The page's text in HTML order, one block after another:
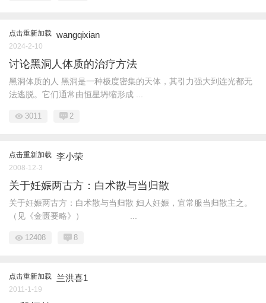
点击重新加载 wangqixian
2024-2-10
讨论黑洞人体质的治疗方法
黑洞体质的人 黑洞是一种极度密集的天体，其引力强大到连光都无
法逃脱。它们通常由恒星坍缩形成 ...
3011 2
点击重新加载 李小荣
2008-12-3
关于妊娠两古方：白术散与当归散
关于妊娠两古方：白术散与当归散 妇人妊娠，宜常服当归散主之。
（见《金匮要略》） ...
12408 8
点击重新加载 兰洪喜1
2011-1-19